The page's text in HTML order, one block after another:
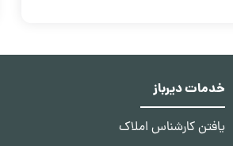
خدمات دیرباز
یافتن کارشناس املاک